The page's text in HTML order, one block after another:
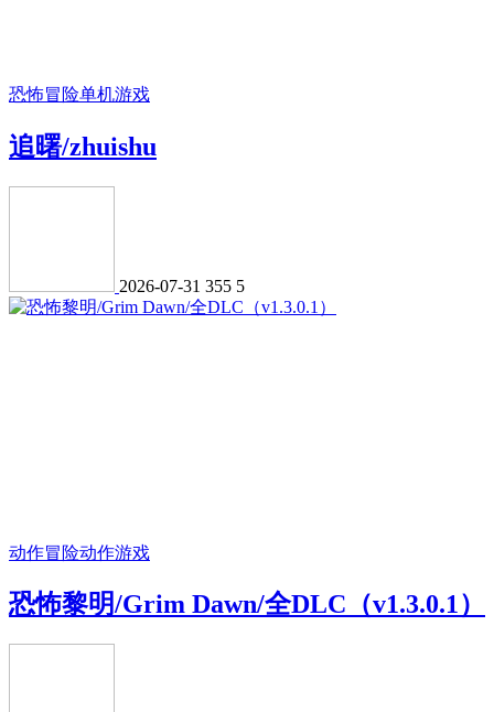
恐怖冒险单机游戏
追曙/zhuishu
2026-07-31 355 5
动作冒险动作游戏
恐怖黎明/Grim Dawn/全DLC（v1.3.0.1）